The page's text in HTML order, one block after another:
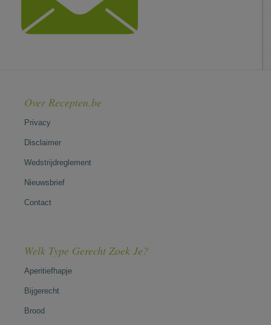
Over Recepten.be
Privacy
Disclaimer
Wedstrijdreglement
Nieuwsbrief
Contact
Welk Type Gerecht Zoek Je?
Aperitiefhapje
Bijgerecht
Brood